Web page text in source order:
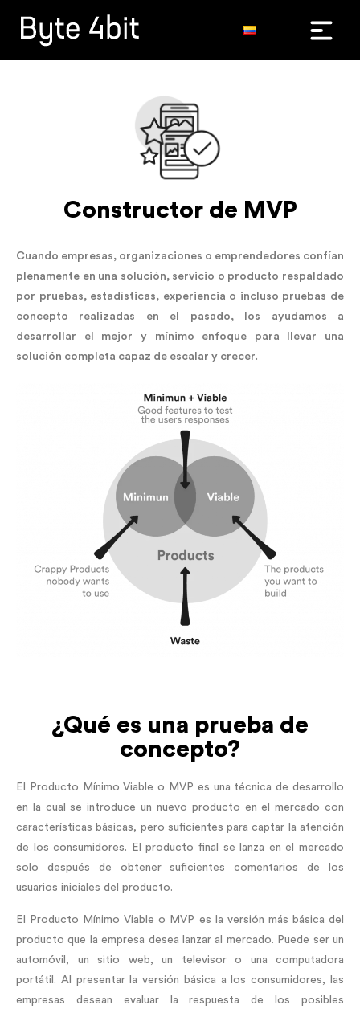
Constructor de MVP
Cuando empresas, organizaciones o emprendedores confían
plenamente en una solución, servicio o producto respaldado
por pruebas, estadísticas, experiencia o incluso pruebas de
concepto realizadas en el pasado, los ayudamos a
desarrollar el mejor y mínimo enfoque para llevar una
solución completa capaz de escalar y crecer.
¿Qué es una prueba de
concepto?
El Producto Mínimo Viable o MVP es una técnica de desarrollo
en la cual se introduce un nuevo producto en el mercado con
características básicas, pero suficientes para captar la atención
de los consumidores. El producto final se lanza en el mercado
solo después de obtener suficientes comentarios de los
usuarios iniciales del producto.
El Producto Mínimo Viable o MVP es la versión más básica del
producto que la empresa desea lanzar al mercado. Puede ser un
automóvil, un sitio web, un televisor o una computadora
portátil. Al presentar la versión básica a los consumidores, las
empresas desean evaluar la respuesta de los posibles